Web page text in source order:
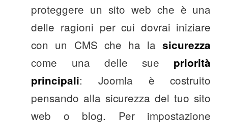
proteggere un sito web che è una
delle ragioni per cui dovrai iniziare
con un CMS che ha lasicurezza
come una delle sue priorità
principali: Joomla è costruito
pensando alla sicurezza del tuo sito
web o blog. Per impostazione